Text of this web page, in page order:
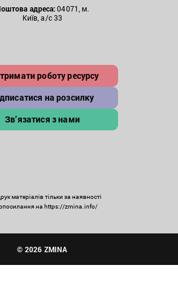
адреса:04071, м.
Київ, а/с 33
роботу ресурсу
на розсилку
Зв’язатися з нами
матеріалів тільки за наявності
на https://zmina.info/
© 2026 ZMINA